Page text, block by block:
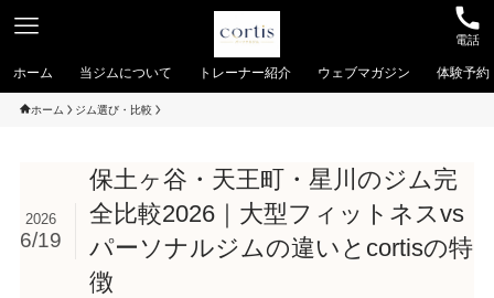
電話
ホーム 当ジムについて トレーナー紹介 ウェブマガジン 体験予約
ホーム ジム選び・比較
保土ヶ谷・天王町・星川のジム完
全比較2026｜大型フィットネスvs
パーソナルジムの違いとcortisの特
徴
2026
6/19